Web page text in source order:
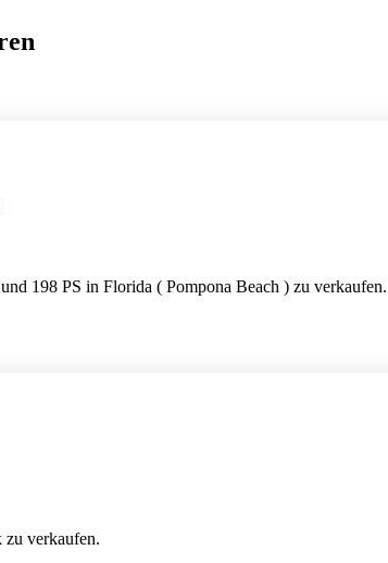
198 PS in Florida ( Pompona Beach ) zu verkaufen.
verkaufen.